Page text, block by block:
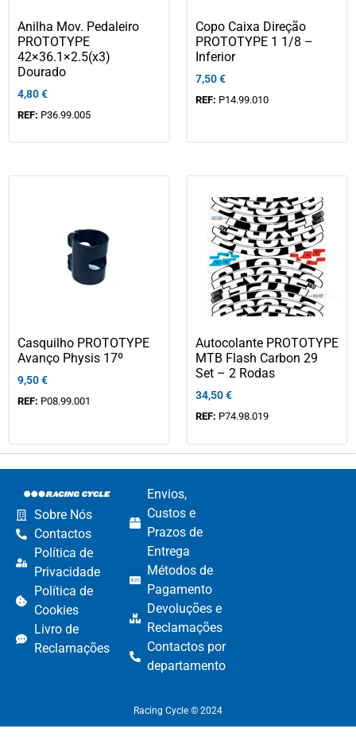
Anilha Mov. Pedaleiro
PROTOTYPE
42×36.1×2.5(x3)
Dourado
4,80€
REF: P36.99.005
Copo Caixa Direção
PROTOTYPE 1 1/8 –
Inferior
7,50€
REF: P14.99.010
Casquilho PROTOTYPE
Avanço Physis 17º
9,50€
REF: P08.99.001
Autocolante PROTOTYPE
MTB Flash Carbon 29
Set – 2 Rodas
34,50€
REF: P74.98.019
Sobre Nós
Contactos
Política de
Privacidade
Política de
Cookies
Livro de
Reclamações
Envios,
Custos e
Prazos de
Entrega
Métodos de
Pagamento​
Devoluções e
Reclamações​
Contactos por
departamento​
Racing Cycle © 2024